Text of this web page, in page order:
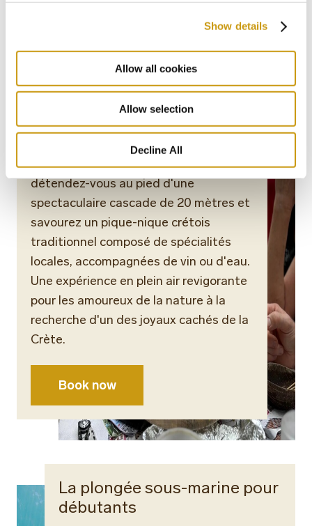
Show details
Allow all cookies
Allow selection
Decline All
dans la région de Lasithi
Découvrez la beauté naturelle des
gorges de Richtis lors d'une randonnée
guidée à travers des paysages
luxuriants, des ponts en bois et des
sentiers longeant la rivière. Visitez le
pont historique de Lachanas,
détendez-vous au pied d'une
spectaculaire cascade de 20 mètres et
savourez un pique-nique crétois
traditionnel composé de spécialités
locales, accompagnées de vin ou d'eau.
Une expérience en plein air revigorante
pour les amoureux de la nature à la
recherche d'un des joyaux cachés de la
Crète.
Book now
La plongée sous-marine pour
débutants